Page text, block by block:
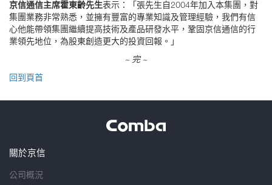
京信通信主席霍東齡先生表示：「張先生自2004年加入本集團，對
集團業務非常熟悉，並擁有豐富的專業知識及管理經驗，我們有信
心他能帶領集團繼續提高技術及產品研發水平，鞏固京信通信的行
業領先地位，為股東創造更大的投資回報。」
~ 完~
回到頁首
關於京信
公司概況